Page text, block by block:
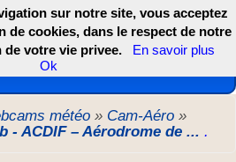
DOM TOM et COM
météo » Cam-Aéro »
- ACDIF – Aérodrome de ... .
sur notre site, vous acceptez
cookies, dans le respect de notre
votre vie privee.
En savoir plus
Ok